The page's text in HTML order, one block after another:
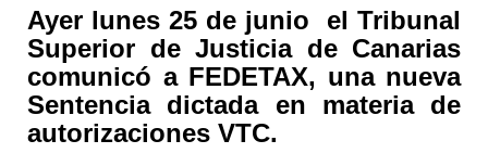
Ayer lunes 25 de junio el Tribunal
Superior de Justicia de Canarias
comunicó a FEDETAX, una nueva
Sentencia dictada en materia de
autorizaciones VTC.